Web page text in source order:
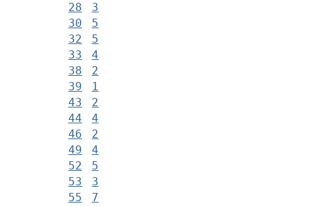
28
3
30
5
32
5
33
4
38
2
39
1
43
2
44
4
46
2
49
4
52
5
53
3
55
7